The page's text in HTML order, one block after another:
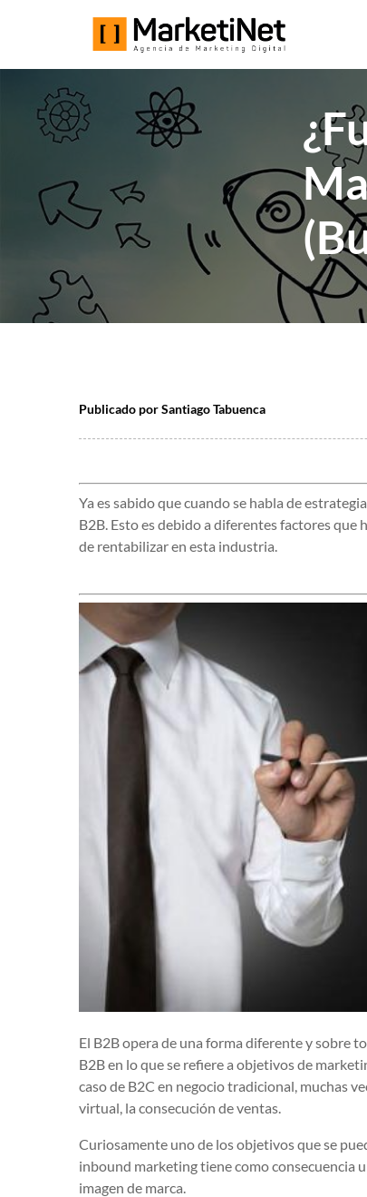
Publicado porSantiago Tabuenca
Ya es sabido que cuando se habla de
B2B. Esto es debido a diferentes factores que
de rentabilizar en esta industria.
El B2B opera de una forma diferente y sobre
B2B en lo que se refiere a objetivos de
caso de B2C en negocio tradicional, muchas
virtual, la consecución de ventas.
Curiosamente uno de los objetivos que se
inbound marketing tiene como consecuencia
imagen de marca.